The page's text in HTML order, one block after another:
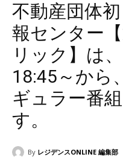
不動産団体
報センター
リック】は
18:45～から
ギュラー番
す。
By レジデンスONLINE 編集部